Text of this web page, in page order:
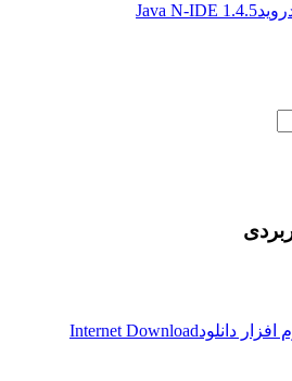
Java N-IDE 1.4.5
Internet Download